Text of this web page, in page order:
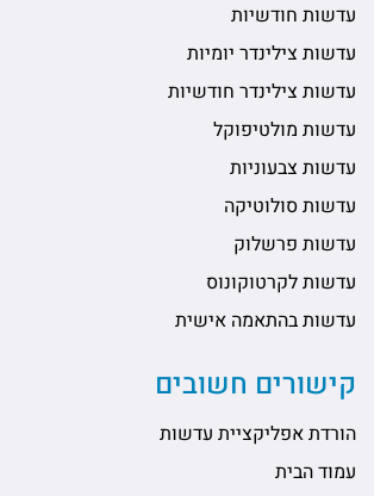
עדשות חודשיות
עדשות צילינדר יומיות
עדשות צילינדר חודשיות
עדשות מולטיפוקל
עדשות צבעוניות
עדשות סולוטיקה
עדשות פרשלוק
עדשות לקרטוקונוס
עדשות בהתאמה אישית
קישורים חשובים
הורדת אפליקציית עדשות
עמוד הבית